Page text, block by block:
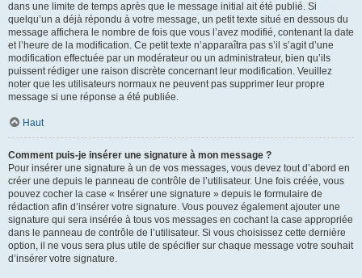
dans une limite de temps après que le message initial ait été publié. Si
quelqu’un a déjà répondu à votre message, un petit texte situé en dessous du
message affichera le nombre de fois que vous l’avez modifié, contenant la date
et l’heure de la modification. Ce petit texte n’apparaîtra pas s’il s’agit d’une
modification effectuée par un modérateur ou un administrateur, bien qu’ils
puissent rédiger une raison discrète concernant leur modification. Veuillez
noter que les utilisateurs normaux ne peuvent pas supprimer leur propre
message si une réponse a été publiée.
Haut
Comment puis-je insérer une signature à mon message ?
Pour insérer une signature à un de vos messages, vous devez tout d’abord en
créer une depuis le panneau de contrôle de l’utilisateur. Une fois créée, vous
pouvez cocher la case « Insérer une signature » depuis le formulaire de
rédaction afin d’insérer votre signature. Vous pouvez également ajouter une
signature qui sera insérée à tous vos messages en cochant la case appropriée
dans le panneau de contrôle de l’utilisateur. Si vous choisissez cette dernière
option, il ne vous sera plus utile de spécifier sur chaque message votre souhait
d’insérer votre signature.